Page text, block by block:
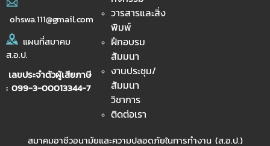
ohswa.111@gmail.com
แผนที่สมาคม
ส.อ.ป.
เลขประจำตัวผู้เสียภาษี
: 099-3-00013344-7
วารสารและสิ่ง
พิมพ์
ฝึกอบรม
สัมมนา
งานประชุม/
สัมมนา
วิชาการ
ติดต่อเรา
สมาคมอาชีวอนามัยและความปลอดภัยในการทำงาน (ส.อ.ป.)